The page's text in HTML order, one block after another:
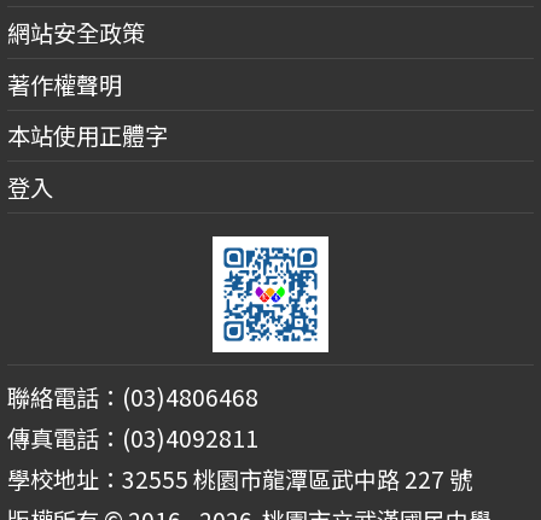
網站安全政策
著作權聲明
本站使用正體字
登入
聯絡電話：(03)4806468
傳真電話：(03)4092811
學校地址：32555 桃園市龍潭區武中路 227 號